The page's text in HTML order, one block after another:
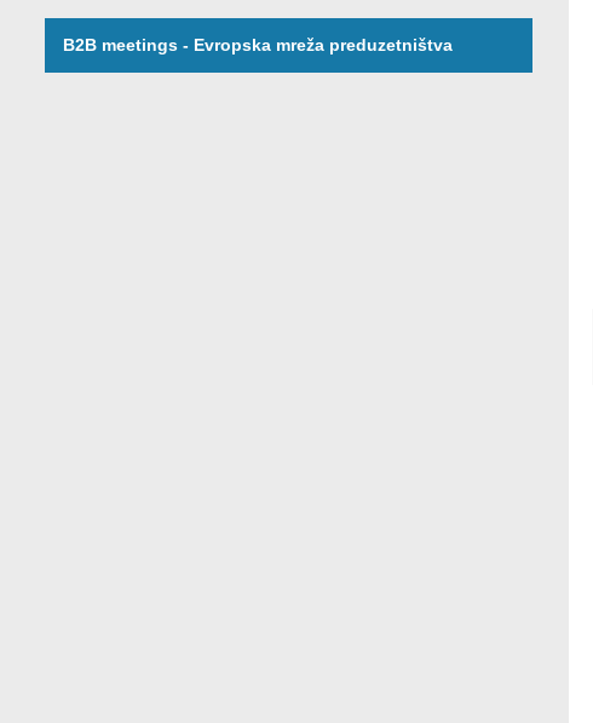
B2B meetings - Evropska mreža preduzetništva